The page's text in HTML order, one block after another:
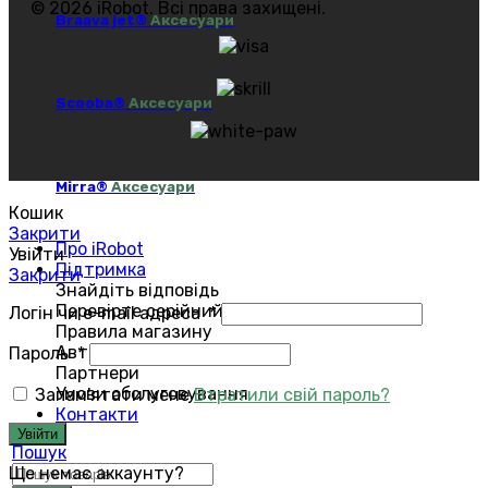
Braava jet® Аксесуари
Scooba® Аксесуари
Mirra®Аксесуари
Про iRobot
Підтримка
Знайдіть відповідь
Перевірте серійний номер
Правила магазину
Авторизований сервіс
Партнери
Умови обслуговування
Контакти
Пошук
© 2026 iRobot. Всі права захищені.
Кошик
Закрити
Увійти
Закрити
Логін чи e-mail адреса*
Пароль*
Запам'ятати мене Втратили свій пароль?
Увійти
Ще немає аккаунту?